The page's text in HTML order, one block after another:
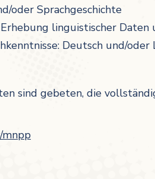
oder Sprachgeschichte
linguistischer
Deutsch und/
sind gebeten, die